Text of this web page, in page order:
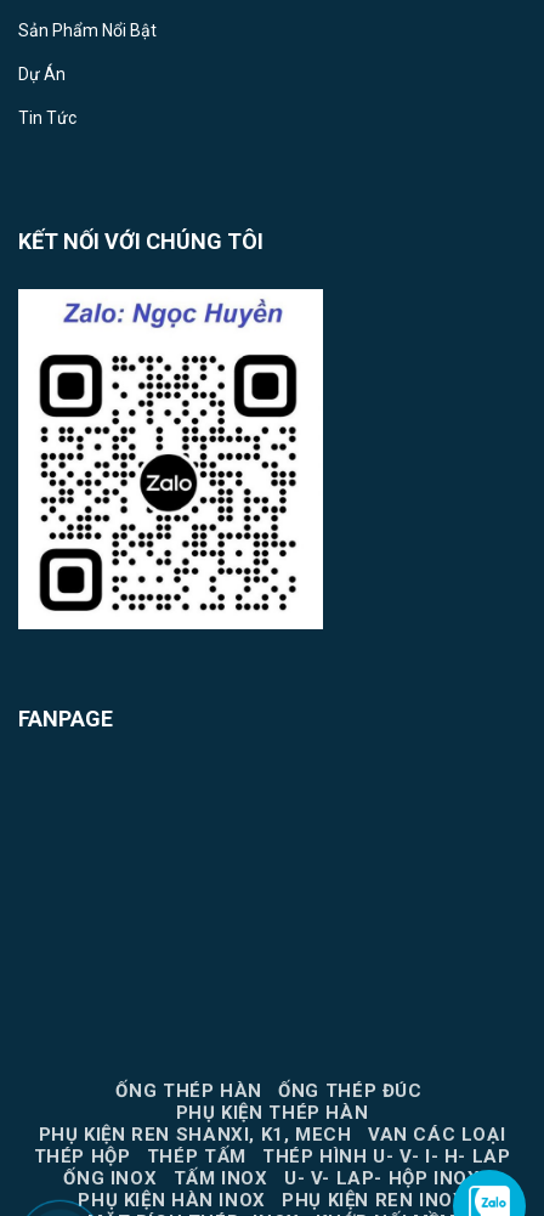
Sản Phẩm Nổi Bật
Dự Án
Tin Tức
KẾT NỐI VỚI CHÚNG TÔI
FANPAGE
ỐNG THÉP HÀN
ỐNG THÉP ĐÚC
PHỤ KIỆN THÉP HÀN
PHỤ KIỆN REN SHANXI, K1, MECH
VAN CÁC LOẠI
THÉP HỘP
THÉP TẤM
THÉP HÌNH U- V- I- H- LAP
ỐNG INOX
TẤM INOX
U- V- LAP- HỘP INOX
PHỤ KIỆN HÀN INOX
PHỤ KIỆN REN INOX